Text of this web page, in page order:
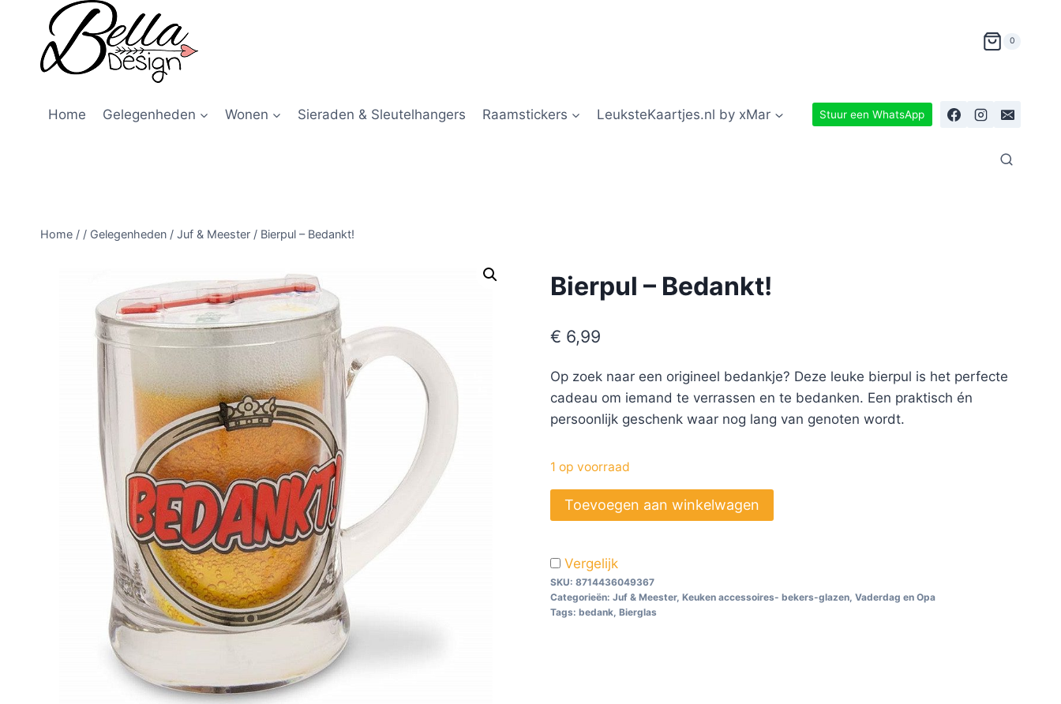
0
Home Gelegenheden Wonen Sieraden & Sleutelhangers Raamstickers LeuksteKaartjes.nl by xMar Stuur een WhatsApp
Home / / Gelegenheden / Juf & Meester / Bierpul – Bedankt!
Bierpul – Bedankt!
€ 6,99
Op zoek naar een origineel bedankje? Deze leuke bierpul is het perfecte
cadeau om iemand te verrassen en te bedanken. Een praktisch én
persoonlijk geschenk waar nog lang van genoten wordt.
1 op voorraad
Toevoegen aan winkelwagen
Vergelijk
SKU: 8714436049367
Categorieën: Juf & Meester, Keuken accessoires- bekers-glazen, Vaderdag en Opa
Tags: bedank, Bierglas